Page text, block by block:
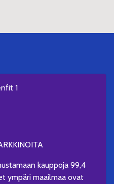
kauppoja 99,4
ympäri maailmaa ovat